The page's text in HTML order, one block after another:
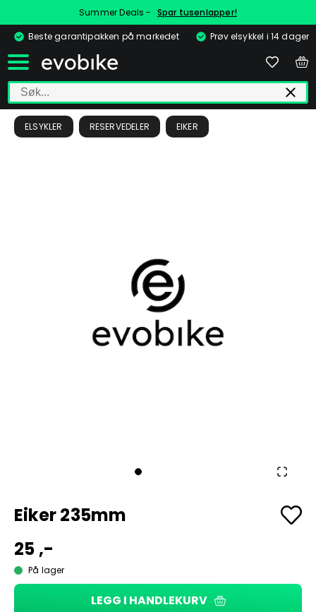
Summer Deals - Spar tusenlapper!
Beste garantipakken på markedet
Prøv elsykkel i 14 dager
ELSYKLER RESERVEDELER EIKER
Eiker 235mm
25 ,-
På lager
LEGG I HANDLEKURV